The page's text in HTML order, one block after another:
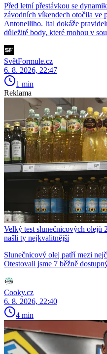
Před letní přestávkou se
závodních víkendech otočila ve
Antonelliho. Ital dokáže
důležité body, které mohou v
SvětFormule.cz
6. 8. 2026, 22:47
1 min
Reklama
Velký test slunečnicových olejů
našli ty nejkvalitnější
Slunečnicový olej patří mezi
Otestovali jsme 7 běžně
Cooky.cz
6. 8. 2026, 22:40
4 min